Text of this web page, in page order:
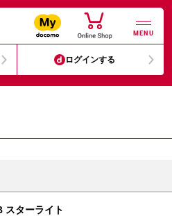
MENU
ログインする
ターライト